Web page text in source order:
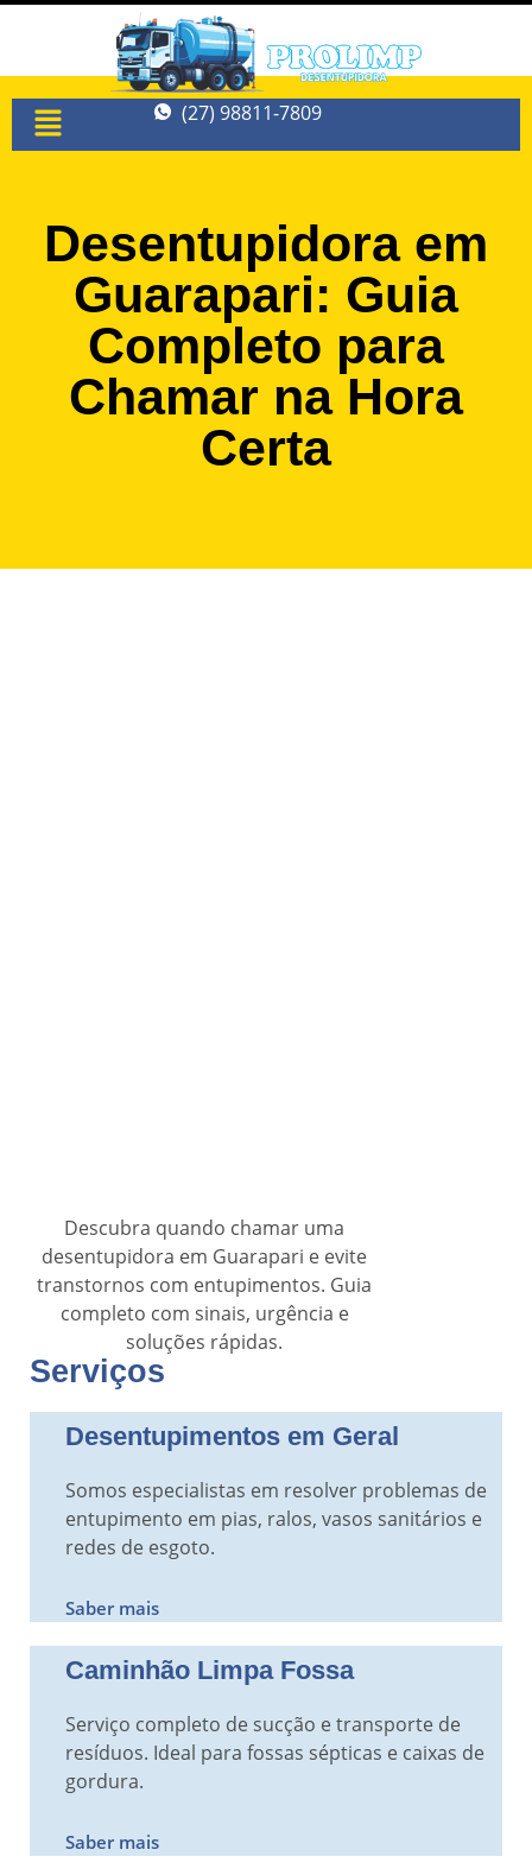
(27) 98811-7809
Desentupidora em
Guarapari: Guia
Completo para
Chamar na Hora
Certa
Descubra quando chamar uma
desentupidora em Guarapari e evite
transtornos com entupimentos. Guia
completo com sinais, urgência e
soluções rápidas.
Serviços
Desentupimentos em Geral
Somos especialistas em resolver problemas de
entupimento em pias, ralos, vasos sanitários e
redes de esgoto.
Saber mais
Caminhão Limpa Fossa
Serviço completo de sucção e transporte de
resíduos. Ideal para fossas sépticas e caixas de
gordura.
Saber mais